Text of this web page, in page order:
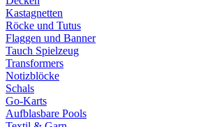
Kastagnetten
Röcke und Tutus
Flaggen und Banner
Tauch Spielzeug
Transformers
Notizblöcke
Schals
Go-Karts
Aufblasbare Pools